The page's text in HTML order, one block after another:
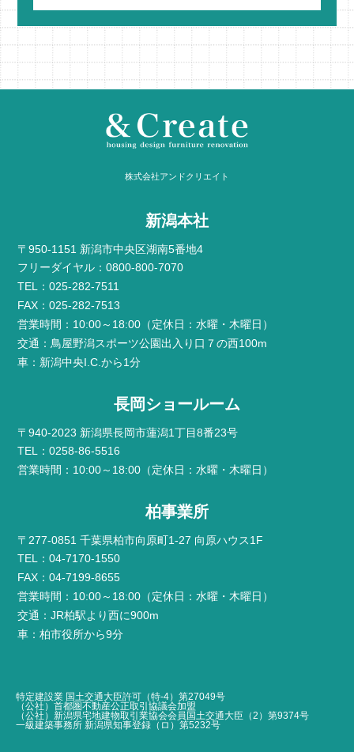
株式会社アンドクリエイト
新潟本社
〒950-1151 新潟市中央区湖南5番地4
フリーダイヤル：0800-800-7070
TEL：025-282-7511
FAX：025-282-7513
営業時間：10:00～18:00（定休日：水曜・木曜日）
交通：鳥屋野潟スポーツ公園出入り口７の西100m
車：新潟中央I.C.から1分
長岡ショールーム
〒940-2023 新潟県長岡市蓮潟1丁目8番23号
TEL：0258-86-5516
営業時間：10:00～18:00（定休日：水曜・木曜日）
柏事業所
〒277-0851 千葉県柏市向原町1-27 向原ハウス1F
TEL：04-7170-1550
FAX：04-7199-8655
営業時間：10:00～18:00（定休日：水曜・木曜日）
交通：JR柏駅より西に900m
車：柏市役所から9分
特定建設業 国土交通大臣許可（特-4）第27049号
（公社）首都圏不動産公正取引協議会加盟
（公社）新潟県宅地建物取引業協会会員国土交通大臣（2）第9374号
一級建築事務所 新潟県知事登録（ロ）第5232号